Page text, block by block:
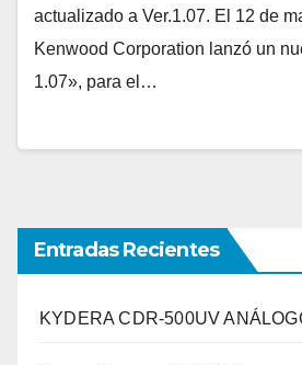
actualizado a Ver.1.07. El 12 de
Kenwood Corporation lanzó un
1.07», para el…
Entradas Recientes
KYDERA CDR-500UV